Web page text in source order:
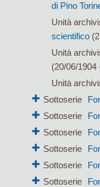
di Pino
Unità
scientifico
Unità
(20/06/1904
Unità
Sottoserie
Sottoserie
Sottoserie
Sottoserie
Sottoserie
Sottoserie